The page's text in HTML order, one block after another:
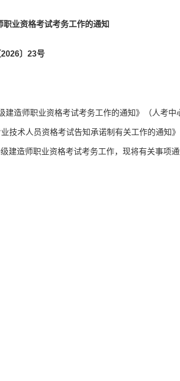
业资格考试考务工作的通知
〕23号
造师职业资格考试考务工作的通知》（人考中
技术人员资格考试告知承诺制有关工作的通知
建造师职业资格考试考务工作，现将有关事项通